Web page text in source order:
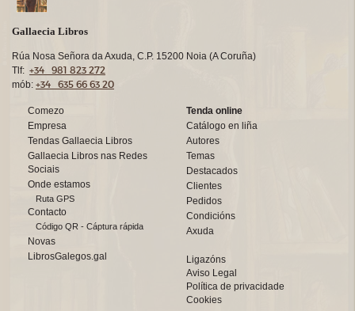
Gallaecia Libros
Rúa Nosa Señora da Axuda, C.P. 15200 Noia (A Coruña)
Tlf: +34 981 823 272
mób: +34 635 66 63 20
Comezo
Empresa
Tendas Gallaecia Libros
Gallaecia Libros nas Redes
Sociais
Onde estamos
Ruta GPS
Contacto
Código QR - Cáptura rápida
Novas
LibrosGalegos.gal
Tenda online
Catálogo en liña
Autores
Temas
Destacados
Clientes
Pedidos
Condicións
Axuda
Ligazóns
Aviso Legal
Política de privacidade
Cookies